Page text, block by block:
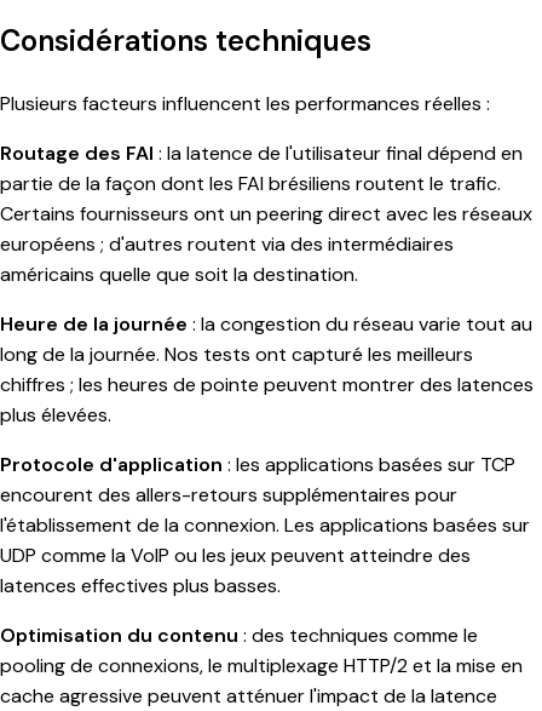
Considérations techniques
Plusieurs facteurs influencent les performances réelles :
Routage des FAI : la latence de l'utilisateur final dépend en
partie de la façon dont les FAI brésiliens routent le trafic.
Certains fournisseurs ont un peering direct avec les réseaux
européens ; d'autres routent via des intermédiaires
américains quelle que soit la destination.
Heure de la journée : la congestion du réseau varie tout au
long de la journée. Nos tests ont capturé les meilleurs
chiffres ; les heures de pointe peuvent montrer des latences
plus élevées.
Protocole d'application : les applications basées sur TCP
encourent des allers-retours supplémentaires pour
l'établissement de la connexion. Les applications basées sur
UDP comme la VoIP ou les jeux peuvent atteindre des
latences effectives plus basses.
Optimisation du contenu : des techniques comme le
pooling de connexions, le multiplexage HTTP/2 et la mise en
cache agressive peuvent atténuer l'impact de la latence